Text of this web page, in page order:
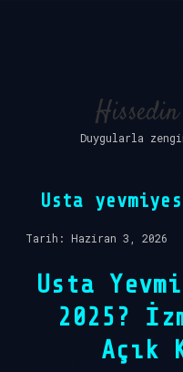
Duygularla
Usta
Tarih: Haziran 3, 2026
Usta
2025?
Açık